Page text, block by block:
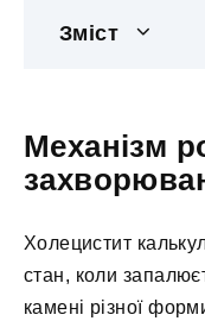
Зміст
Механізм
Холецистит
стан, коли
камені різної